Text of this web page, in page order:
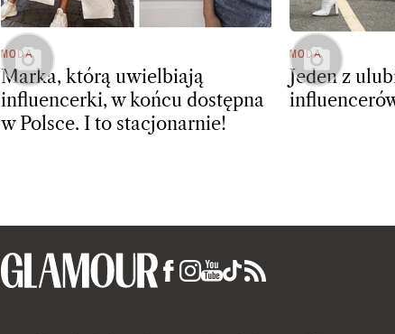
MODA
Marka, którą uwielbiają
influencerki, w końcu dostępna
w Polsce. I to stacjonarnie!
MODA
Jeden z